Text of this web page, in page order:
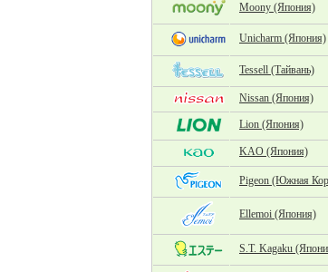
Moony (Япония)
Unicharm (Япония)
Tessell (Тайвань)
Nissan (Япония)
Lion (Япония)
KAO (Япония)
Pigeon (Южная
Ellemoi (Япония)
S.T. Kagaku